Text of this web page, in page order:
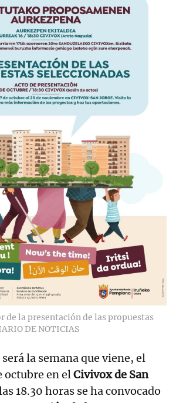
de la presentación de las propuestas
DE NOTICIAS
la semana que viene, el
octubre en el Civivox de San
18.30 horas se ha convocado